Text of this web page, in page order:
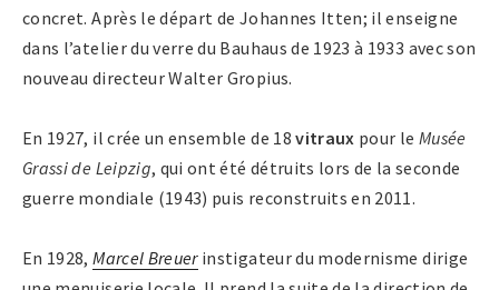
concret. Après le départ de Johannes Itten; il enseigne
dans l’atelier du verre du Bauhaus de 1923 à 1933 avec son
nouveau directeur Walter Gropius.
En 1927, il crée un ensemble de 18vitraux pour le Musée
Grassi de Leipzig, qui ont été détruits lors de la seconde
guerre mondiale (1943) puis reconstruits en 2011.
En 1928,Marcel Breuerinstigateur du modernisme dirige